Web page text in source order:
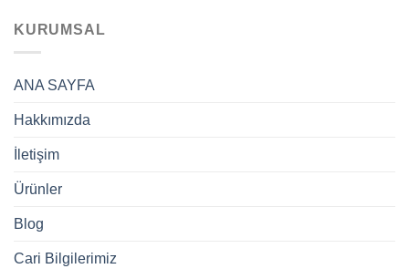
KURUMSAL
ANA SAYFA
Hakkımızda
İletişim
Ürünler
Blog
Cari Bilgilerimiz